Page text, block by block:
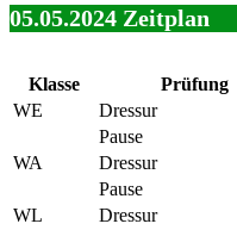
05.05.2024 Zeitplan
Klasse Prüfung
WE
Dressur
Pause
WA
Dressur
Pause
WL
Dressur